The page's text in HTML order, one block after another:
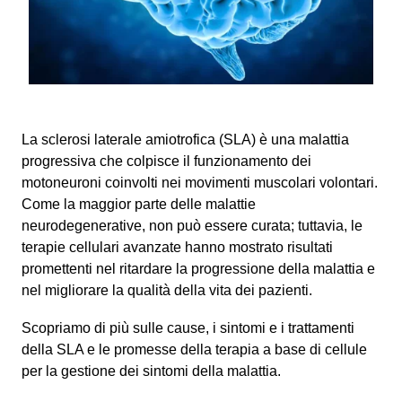
La sclerosi laterale amiotrofica (SLA) è una malattia
progressiva che colpisce il funzionamento dei
motoneuroni coinvolti nei movimenti muscolari volontari.
Come la maggior parte delle malattie
neurodegenerative, non può essere curata; tuttavia, le
terapie cellulari avanzate hanno mostrato risultati
promettenti nel ritardare la progressione della malattia e
nel migliorare la qualità della vita dei pazienti.
Scopriamo di più sulle cause, i sintomi e i trattamenti
della SLA e le promesse della terapia a base di cellule
per la gestione dei sintomi della malattia.